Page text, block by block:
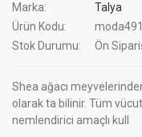
Marka:
Talya
Ürün Kodu:
moda491
Stok Durumu:
Ön
Shea ağacı
olarak ta bilinir. Tüm
nemlendirici amaçlı kull